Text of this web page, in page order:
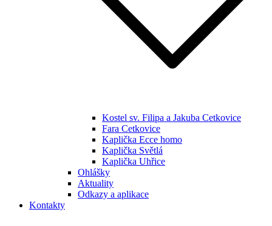
Kostel sv. Filipa a Jakuba Cetkovice
Fara Cetkovice
Kaplička Ecce homo
Kaplička Světlá
Kaplička Uhřice
Ohlášky
Aktuality
Odkazy a aplikace
Kontakty